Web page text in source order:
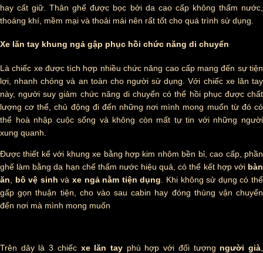
hay cất giữ. Thân ghế được bọc bởi da cao cấp không thấm nước,
thoáng khí, mềm mại và thoải mái nên rất tốt cho quá trình sử dụng.
Xe lăn tay khung ngả gập phục hồi chức năng di chuyển
Là chiếc xe được tích hợp nhiều chức năng cao cấp mang đến sự tiện
lợi, nhanh chóng và an toàn cho người sử dụng. Với chiếc xe lăn tay
này, người suy giảm chức năng di chuyển có thể hồi phục được chất
lượng cơ thể, chủ động đi đến những nơi mình mong muốn từ đó có
thể hoà nhập cuộc sống và không còn mất tự tin với những người
xung quanh.
Được thiết kế với khung xe bằng hợp kim nhôm bền bỉ, cao cấp, phần
ghế làm bằng da hạn chế thấm nước hiệu quả, có thể kết hợp với bàn
ăn
bô vệ sinh vàxe ngả nằm tiện dụng . Khi không sử dụng có thể
gấp gọn thuận tiện, cho vào sau cabin hay đóng thùng vận chuyển
đến nơi mà mình mong muốn
Trên dây là 3 chiếc xe lăn tay phù hợp với đối tượng người già